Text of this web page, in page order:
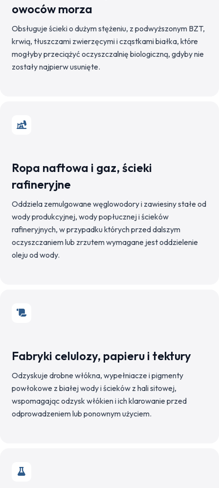
owoców morza
Obsługuje ścieki o dużym stężeniu, z podwyższonym BZT,
krwią, tłuszczami zwierzęcymi i cząstkami białka, które
mogłyby przeciążyć oczyszczalnię biologiczną, gdyby nie
zostały najpierw usunięte.
Ropa naftowa i gaz, ścieki
rafineryjne
Oddziela zemulgowane węglowodory i zawiesiny stałe od
wody produkcyjnej, wody popłucznej i ścieków
rafineryjnych, w przypadku których przed dalszym
oczyszczaniem lub zrzutem wymagane jest oddzielenie
oleju od wody.
Fabryki celulozy, papieru i tektury
Odzyskuje drobne włókna, wypełniacze i pigmenty
powłokowe z białej wody i ścieków z hali sitowej,
wspomagając odzysk włókien i ich klarowanie przed
odprowadzeniem lub ponownym użyciem.